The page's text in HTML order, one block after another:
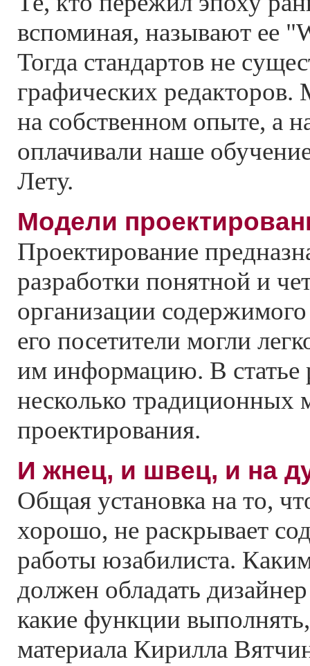
вспоминая, называют ее
Тогда стандартов не
графических
на собственном опыте, а
оплачивали наше
Лету.
Модели
Проектирование
разработки понятной и
организации
его посетители могли
им информацию. B cтатье
несколько традиционных
проектирования.
И жнец, и швец, и на
Oбщая установка на то,
хорошо, не раскрывает
работы юзабилиста.
должен обладать
какие функции
материала Кирилла